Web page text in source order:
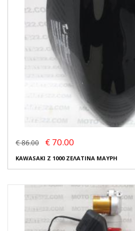
€ 86.00 € 70.00
KAWASAKI Z 1000 ΖΕΛΑΤΙΝΑ ΜΑΥΡΗ